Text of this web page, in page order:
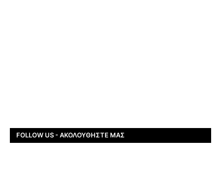
FOLLOW US - ΑΚΟΛΟΥΘΉΣΤΕ ΜΑΣ